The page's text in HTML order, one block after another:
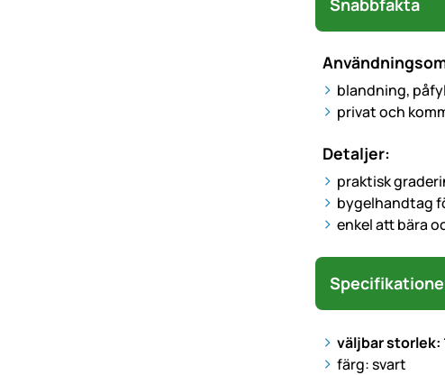
Snabbfakta
blandning,
privat och
Detaljer:
praktisk
bygelhandtag
enkel att bära
väljbar storlek:
färg: svart